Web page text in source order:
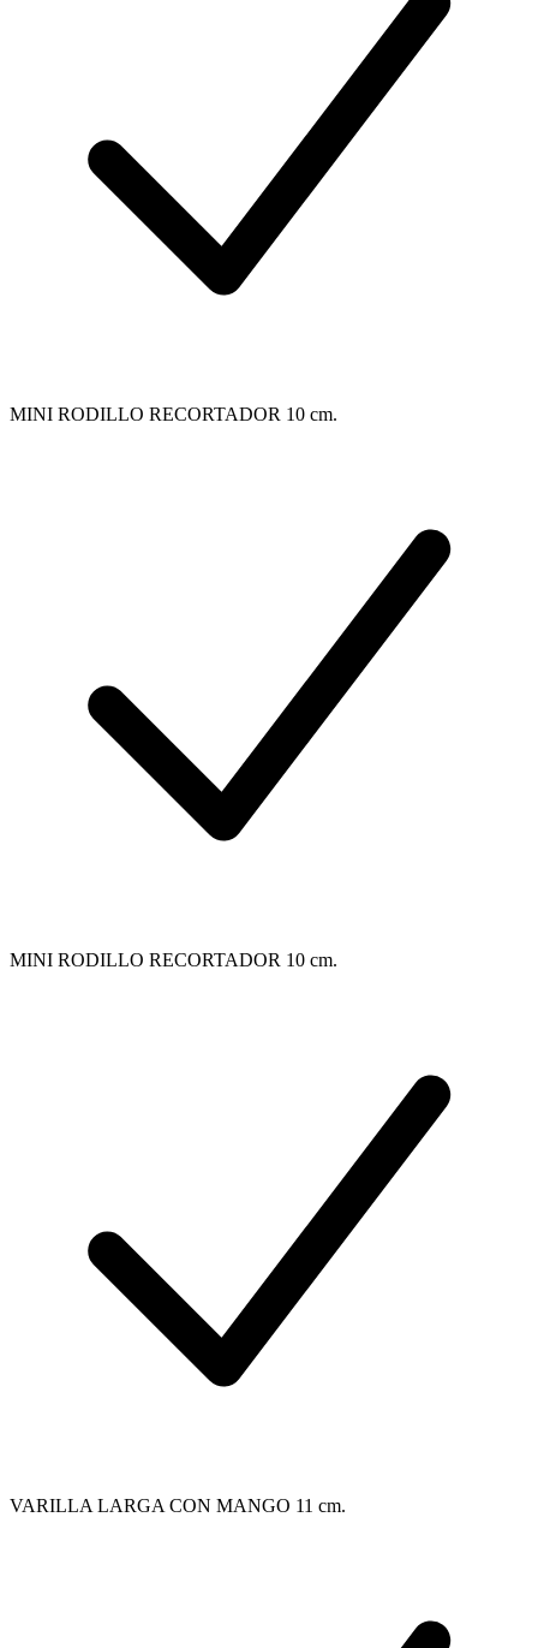
MINI RODILLO RECORTADOR 10 cm.
MINI RODILLO RECORTADOR 10 cm.
VARILLA LARGA CON MANGO 11 cm.